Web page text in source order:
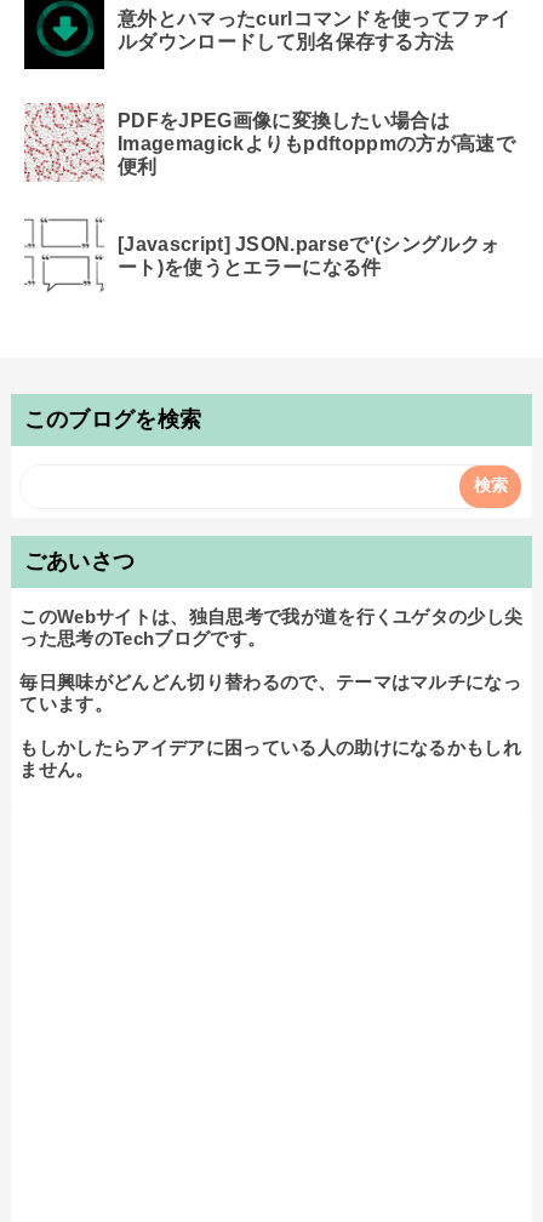
意外とハマったcurlコマンドを使ってファイ
ルダウンロードして別名保存する方法
PDFをJPEG画像に変換したい場合は
Imagemagickよりもpdftoppmの方が高速で
便利
[Javascript] JSON.parseで'(シングルクォ
ート)を使うとエラーになる件
このブログを検索
ごあいさつ
このWebサイトは、独自思考で我が道を行くユゲタの少し尖
った思考のTechブログです。
毎日興味がどんどん切り替わるので、テーマはマルチになっ
ています。
もしかしたらアイデアに困っている人の助けになるかもしれ
ません。